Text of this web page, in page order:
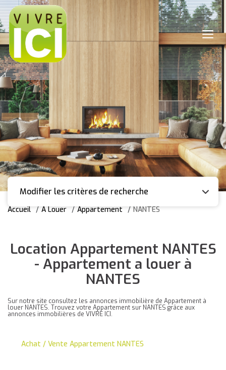
Modifier les critères de recherche
Accueil A Louer Appartement NANTES
Location Appartement NANTES
- Appartement a louer à
NANTES
Sur notre site consultez les annonces immobilière de Appartement à
louer NANTES. Trouvez votre Appartement sur NANTES grâce aux
annonces immobilières de VIVRE ICI.
Achat / Vente Appartement NANTES